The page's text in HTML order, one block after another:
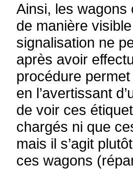
Ainsi, les
de manière
signalisation ne
après avoir
procédure
en l’avertissant
de voir ces
chargés ni que
mais il s’agit
ces wagons